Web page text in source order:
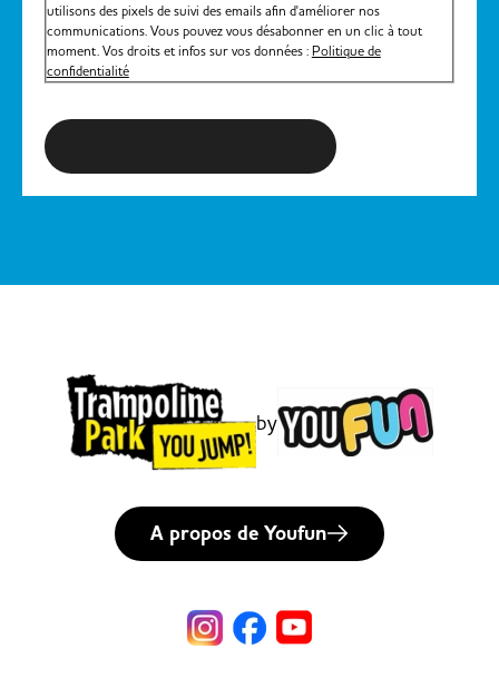
utilisons des pixels de suivi des emails afin d'améliorer nos
communications. Vous pouvez vous désabonner en un clic à tout
moment. Vos droits et infos sur vos données : Politique de
confidentialité
by
A propos de Youfun